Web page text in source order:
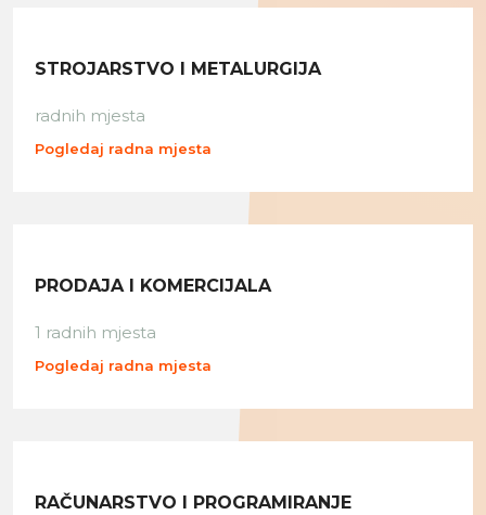
STROJARSTVO I METALURGIJA
radnih mjesta
Pogledaj radna mjesta
PRODAJA I KOMERCIJALA
1 radnih mjesta
Pogledaj radna mjesta
RAČUNARSTVO I PROGRAMIRANJE